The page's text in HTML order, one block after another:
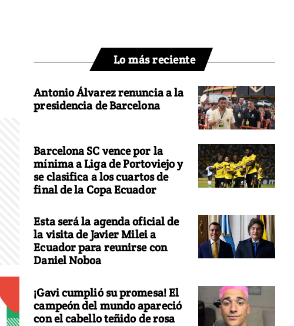
Lo más reciente
Antonio Álvarez renuncia a la
presidencia de Barcelona
Barcelona SC vence por la
mínima a Liga de Portoviejo y
se clasifica a los cuartos de
final de la Copa Ecuador
Esta será la agenda oficial de
la visita de Javier Milei a
Ecuador para reunirse con
Daniel Noboa
¡Gavi cumplió su promesa! El
campeón del mundo apareció
con el cabello teñido de rosa